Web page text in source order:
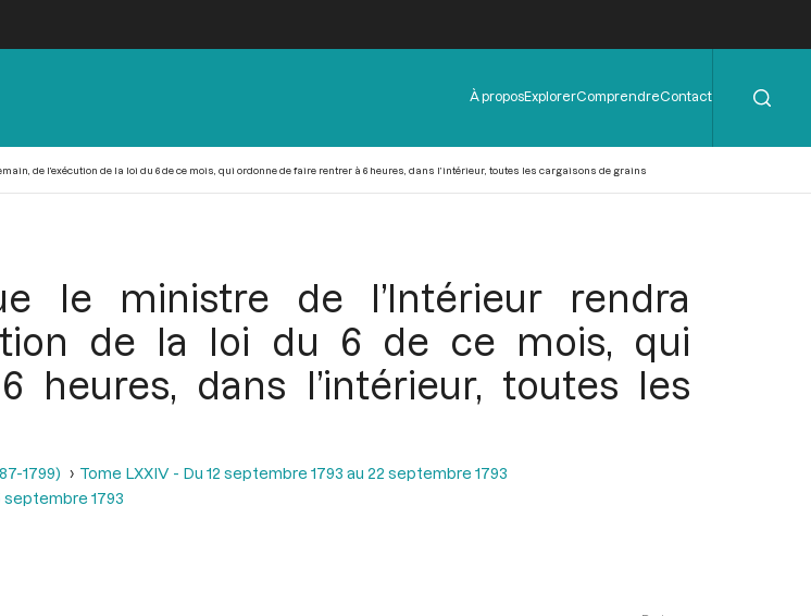
Menu
de
À proposExplorerComprendreContact
de l’exécution de la loi du 6 de ce mois, qui ordonne de faire rentrer à 6 heures, dans l’intérieur, toutes les cargaisons de grains
le ministre de l’Intérieur rendra
de la loi du 6 de ce mois, qui
dans l’intérieur, toutes les
1799)
Tome LXXIV - Du 12 septembre 1793 au 22 septembre 1793
septembre 1793